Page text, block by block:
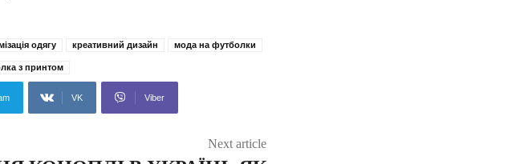
одягу креативний дизайн мода на футболки
з принтом
VK Viber
Next article